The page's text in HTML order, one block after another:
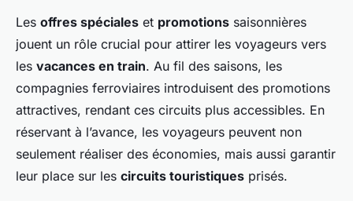
Les offres spéciales et promotions saisonnières
jouent un rôle crucial pour attirer les voyageurs vers
les vacances en train. Au fil des saisons, les
compagnies ferroviaires introduisent des promotions
attractives, rendant ces circuits plus accessibles. En
réservant à l’avance, les voyageurs peuvent non
seulement réaliser des économies, mais aussi garantir
leur place sur les circuits touristiques prisés.